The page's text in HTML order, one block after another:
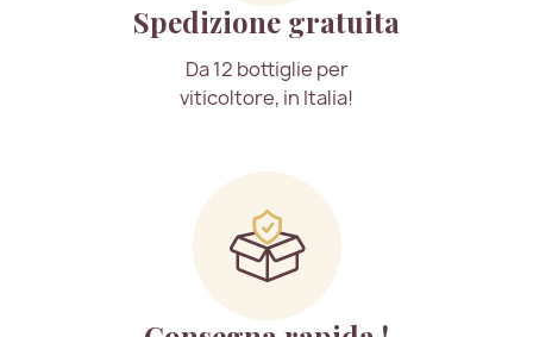
Spedizione gratuita
Da 12 bottiglie per
viticoltore, in Italia!